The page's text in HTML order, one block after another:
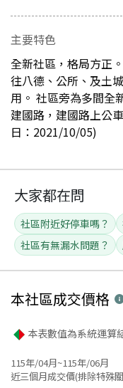
主要特色
全新社區，格局方正
往八德、公所、及土
用。 社區旁為多間全
建國路，建國路上公
日：2021/10/05)
大家都在問
社區附近好停車嗎？
社區有無漏水問題？
本社區成交價格
本表數值為系統運算
115年/04月~115年/06月
近三個月成交價(排除特殊